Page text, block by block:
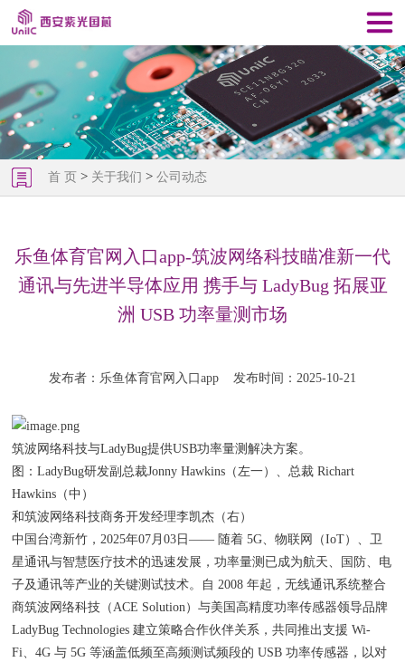
首 页> 关于我们 >公司动态
乐鱼体育官网入口app-筑波网络科技瞄准新一代
通讯与先进半导体应用 携手与 LadyBug 拓展亚
洲 USB 功率量测市场
发布者：乐鱼体育官网入口app 发布时间：2025-10-21
筑波网络科技与LadyBug提供USB功率量测解决方案。
图：LadyBug研发副总裁Jonny Hawkins（左一）、总裁 Richart
Hawkins（中）
和筑波网络科技商务开发经理李凯杰（右）
中国台湾新竹，2025年07月03日—— 随着 5G、物联网（IoT）、卫
星通讯与智慧医疗技术的迅速发展，功率量测已成为航天、国防、电
子及通讯等产业的关键测试技术。自 2008 年起，无线通讯系统整合
商筑波网络科技（ACE Solution）与美国高精度功率传感器领导品牌
LadyBug Technologies 建立策略合作伙伴关系，共同推出支援 Wi-
Fi、4G 与 5G 等涵盖低频至高频测试频段的 USB 功率传感器，以对